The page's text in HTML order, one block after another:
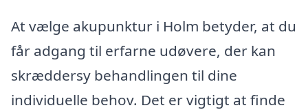
At vælge akupunktur i Holm betyder, at du
får adgang til erfarne udøvere, der kan
skræddersy behandlingen til dine
individuelle behov. Det er vigtigt at finde